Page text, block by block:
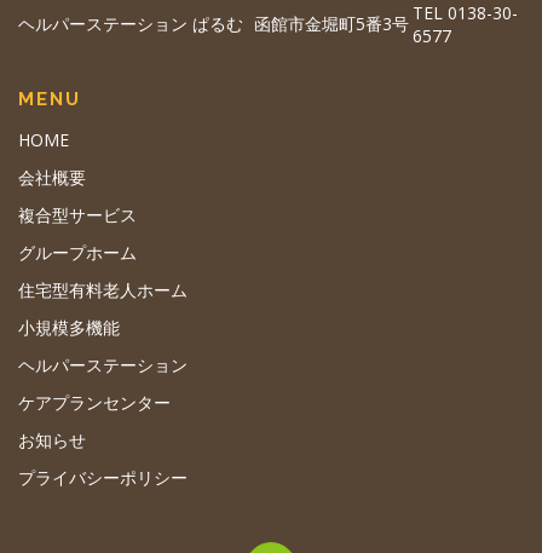
ヘルパーステーション ぱるむ 函館市金堀町5番3号 TEL 0138-30-
6577
MENU
HOME
会社概要
複合型サービス
グループホーム
住宅型有料老人ホーム
小規模多機能
ヘルパーステーション
ケアプランセンター
お知らせ
プライバシーポリシー